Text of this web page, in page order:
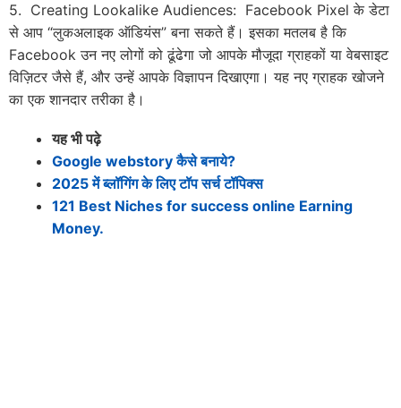
5. Creating Lookalike Audiences: Facebook Pixel के डेटा
से आप “लुकअलाइक ऑडियंस” बना सकते हैं। इसका मतलब है कि
Facebook उन नए लोगों को ढूंढेगा जो आपके मौजूदा ग्राहकों या वेबसाइट
विज़िटर जैसे हैं, और उन्हें आपके विज्ञापन दिखाएगा। यह नए ग्राहक खोजने
का एक शानदार तरीका है।
यह भी पढ़े
Google webstory कैसे बनाये?
2025 में ब्लॉगिंग के लिए टॉप सर्च टॉपिक्स
121 Best Niches for success online Earning
Money.